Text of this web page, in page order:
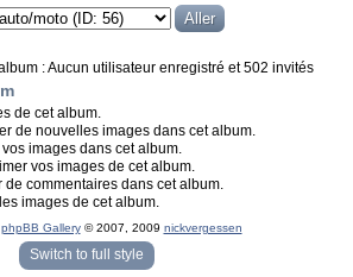
: Aucun utilisateur enregistré et 502 invités
de cet album.
de nouvelles images dans cet album.
images dans cet album.
vos images de cet album.
de commentaires dans cet album.
images de cet album.
phpBB Gallery© 2007, 2009 nickvergessen
française par
darky
Switch to full style